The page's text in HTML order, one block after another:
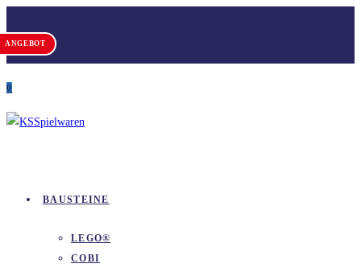
Inhalt
springen
Versandkostenfrei ab 100 €
0
BAUSTEINE
LEGO®
COBI
ANGEBOT